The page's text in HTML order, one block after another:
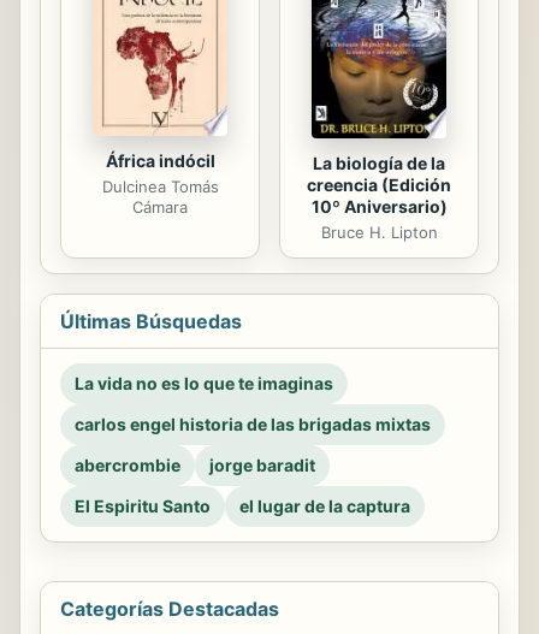
África indócil
Dulcinea Tomás
Cámara
La biología de la
creencia (Edición
10º Aniversario)
Bruce H. Lipton
Últimas Búsquedas
La vida no es lo que te imaginas
carlos engel historia de las brigadas mixtas
abercrombie
jorge baradit
El Espiritu Santo
el lugar de la captura
Categorías Destacadas